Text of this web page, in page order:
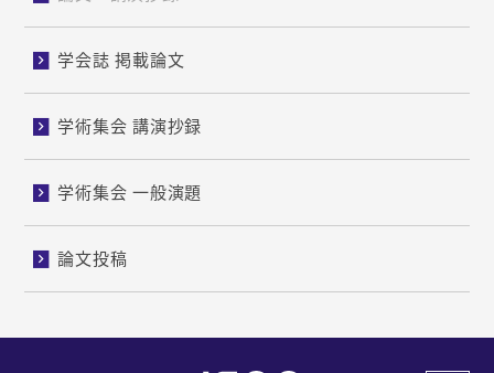
学会誌 掲載論文
学術集会 講演抄録
学術集会 一般演題
論文投稿